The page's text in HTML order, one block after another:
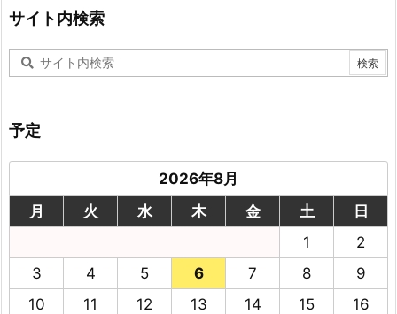
サイト内検索
予定
2026年8月
月
火 水 木 金 土
日
1
2
3
4 5 6 7 8
9
10
11 12 13 14 15
16